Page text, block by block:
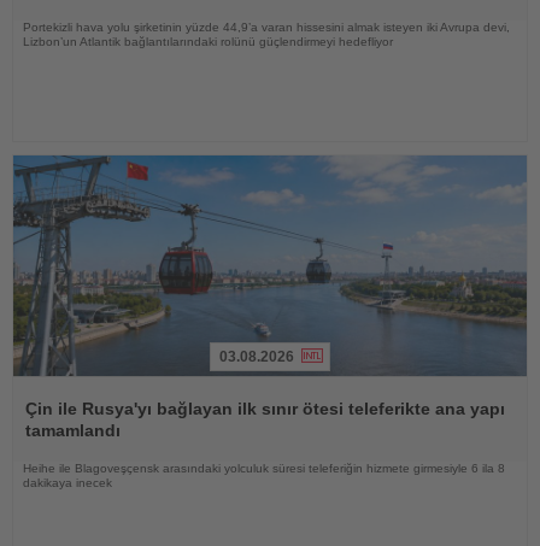
Portekizli hava yolu şirketinin yüzde 44,9’a varan hissesini almak isteyen iki Avrupa devi,
Lizbon’un Atlantik bağlantılarındaki rolünü güçlendirmeyi hedefliyor
Oku
03.08.2026
Çin ile Rusya'yı bağlayan ilk sınır ötesi teleferikte ana yapı
tamamlandı
Heihe ile Blagoveşçensk arasındaki yolculuk süresi teleferiğin hizmete girmesiyle 6 ila 8
dakikaya inecek